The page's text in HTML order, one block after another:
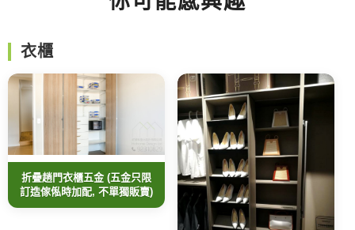
衣櫃
折疊趟門衣櫃五金 (五金只限
訂造傢俬時加配, 不單獨販賣)